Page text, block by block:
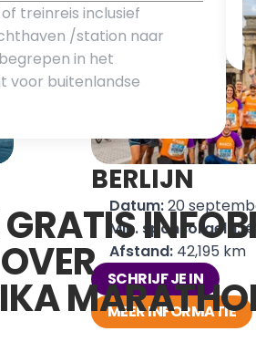
BERLIJN
Datum: 20
Min. sponsorgeld: €
Afstand: 42,195 km
SCHRIJF JE IN
MEER INFORMATIE
treinreis inclusief
/station naar
in het
voor buitenlandse
OVER